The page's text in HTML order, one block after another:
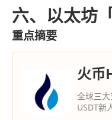
六、以太坊
重点摘要
火币
全球三
USDT新